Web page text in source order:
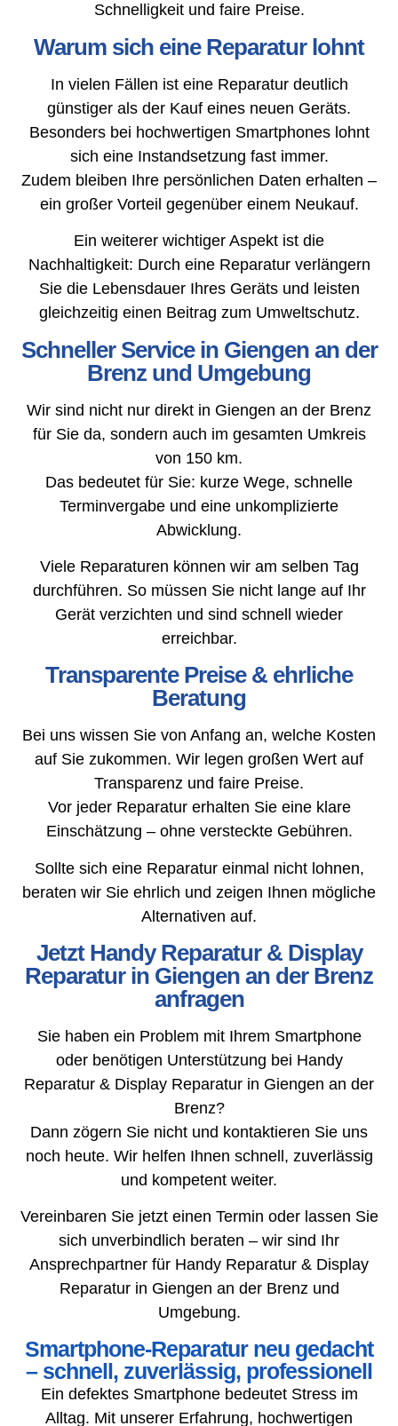
Schnelligkeit und faire Preise.
Warum sich eine Reparatur lohnt
In vielen Fällen ist eine Reparatur deutlich
günstiger als der Kauf eines neuen Geräts.
Besonders bei hochwertigen Smartphones lohnt
sich eine Instandsetzung fast immer.
Zudem bleiben Ihre persönlichen Daten erhalten –
ein großer Vorteil gegenüber einem Neukauf.
Ein weiterer wichtiger Aspekt ist die
Nachhaltigkeit: Durch eine Reparatur verlängern
Sie die Lebensdauer Ihres Geräts und leisten
gleichzeitig einen Beitrag zum Umweltschutz.
Schneller Service in Giengen an der
Brenz und Umgebung
Wir sind nicht nur direkt in Giengen an der Brenz
für Sie da, sondern auch im gesamten Umkreis
von 150 km.
Das bedeutet für Sie: kurze Wege, schnelle
Terminvergabe und eine unkomplizierte
Abwicklung.
Viele Reparaturen können wir am selben Tag
durchführen. So müssen Sie nicht lange auf Ihr
Gerät verzichten und sind schnell wieder
erreichbar.
Transparente Preise & ehrliche
Beratung
Bei uns wissen Sie von Anfang an, welche Kosten
auf Sie zukommen. Wir legen großen Wert auf
Transparenz und faire Preise.
Vor jeder Reparatur erhalten Sie eine klare
Einschätzung – ohne versteckte Gebühren.
Sollte sich eine Reparatur einmal nicht lohnen,
beraten wir Sie ehrlich und zeigen Ihnen mögliche
Alternativen auf.
Jetzt Handy Reparatur & Display
Reparatur in Giengen an der Brenz
anfragen
Sie haben ein Problem mit Ihrem Smartphone
oder benötigen Unterstützung bei Handy
Reparatur & Display Reparatur in Giengen an der
Brenz?
Dann zögern Sie nicht und kontaktieren Sie uns
noch heute. Wir helfen Ihnen schnell, zuverlässig
und kompetent weiter.
Vereinbaren Sie jetzt einen Termin oder lassen Sie
sich unverbindlich beraten – wir sind Ihr
Ansprechpartner für Handy Reparatur & Display
Reparatur in Giengen an der Brenz und
Umgebung.
Smartphone-Reparatur neu gedacht
– schnell, zuverlässig, professionell
Ein defektes Smartphone bedeutet Stress im
Alltag. Mit unserer Erfahrung, hochwertigen